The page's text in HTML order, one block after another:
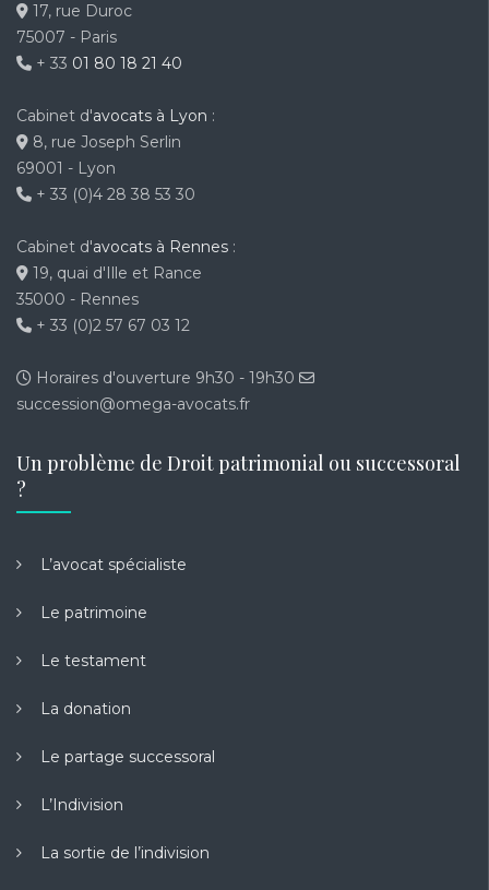
17, rue Duroc
75007 - Paris
+ 33 01 80 18 21 40
Cabinet d'avocats à Lyon :
8, rue Joseph Serlin
69001 - Lyon
+ 33 (0)4 28 38 53 30
Cabinet d'avocats à Rennes :
19, quai d'Ille et Rance
35000 - Rennes
+ 33 (0)2 57 67 03 12
Horaires d'ouverture 9h30 - 19h30
succession@omega-avocats.fr
Un problème de Droit patrimonial ou successoral
?
L’avocat spécialiste
Le patrimoine
Le testament
La donation
Le partage successoral
L’Indivision
La sortie de l’indivision